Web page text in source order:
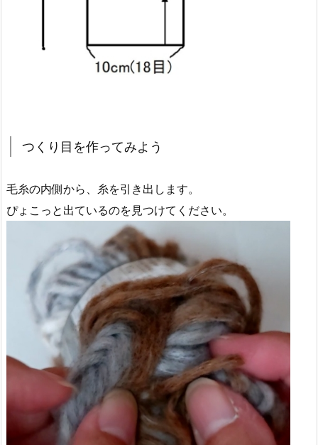
つくり目を作ってみよう
毛糸の内側から、糸を引き出します。
ぴょこっと出ているのを見つけてください。